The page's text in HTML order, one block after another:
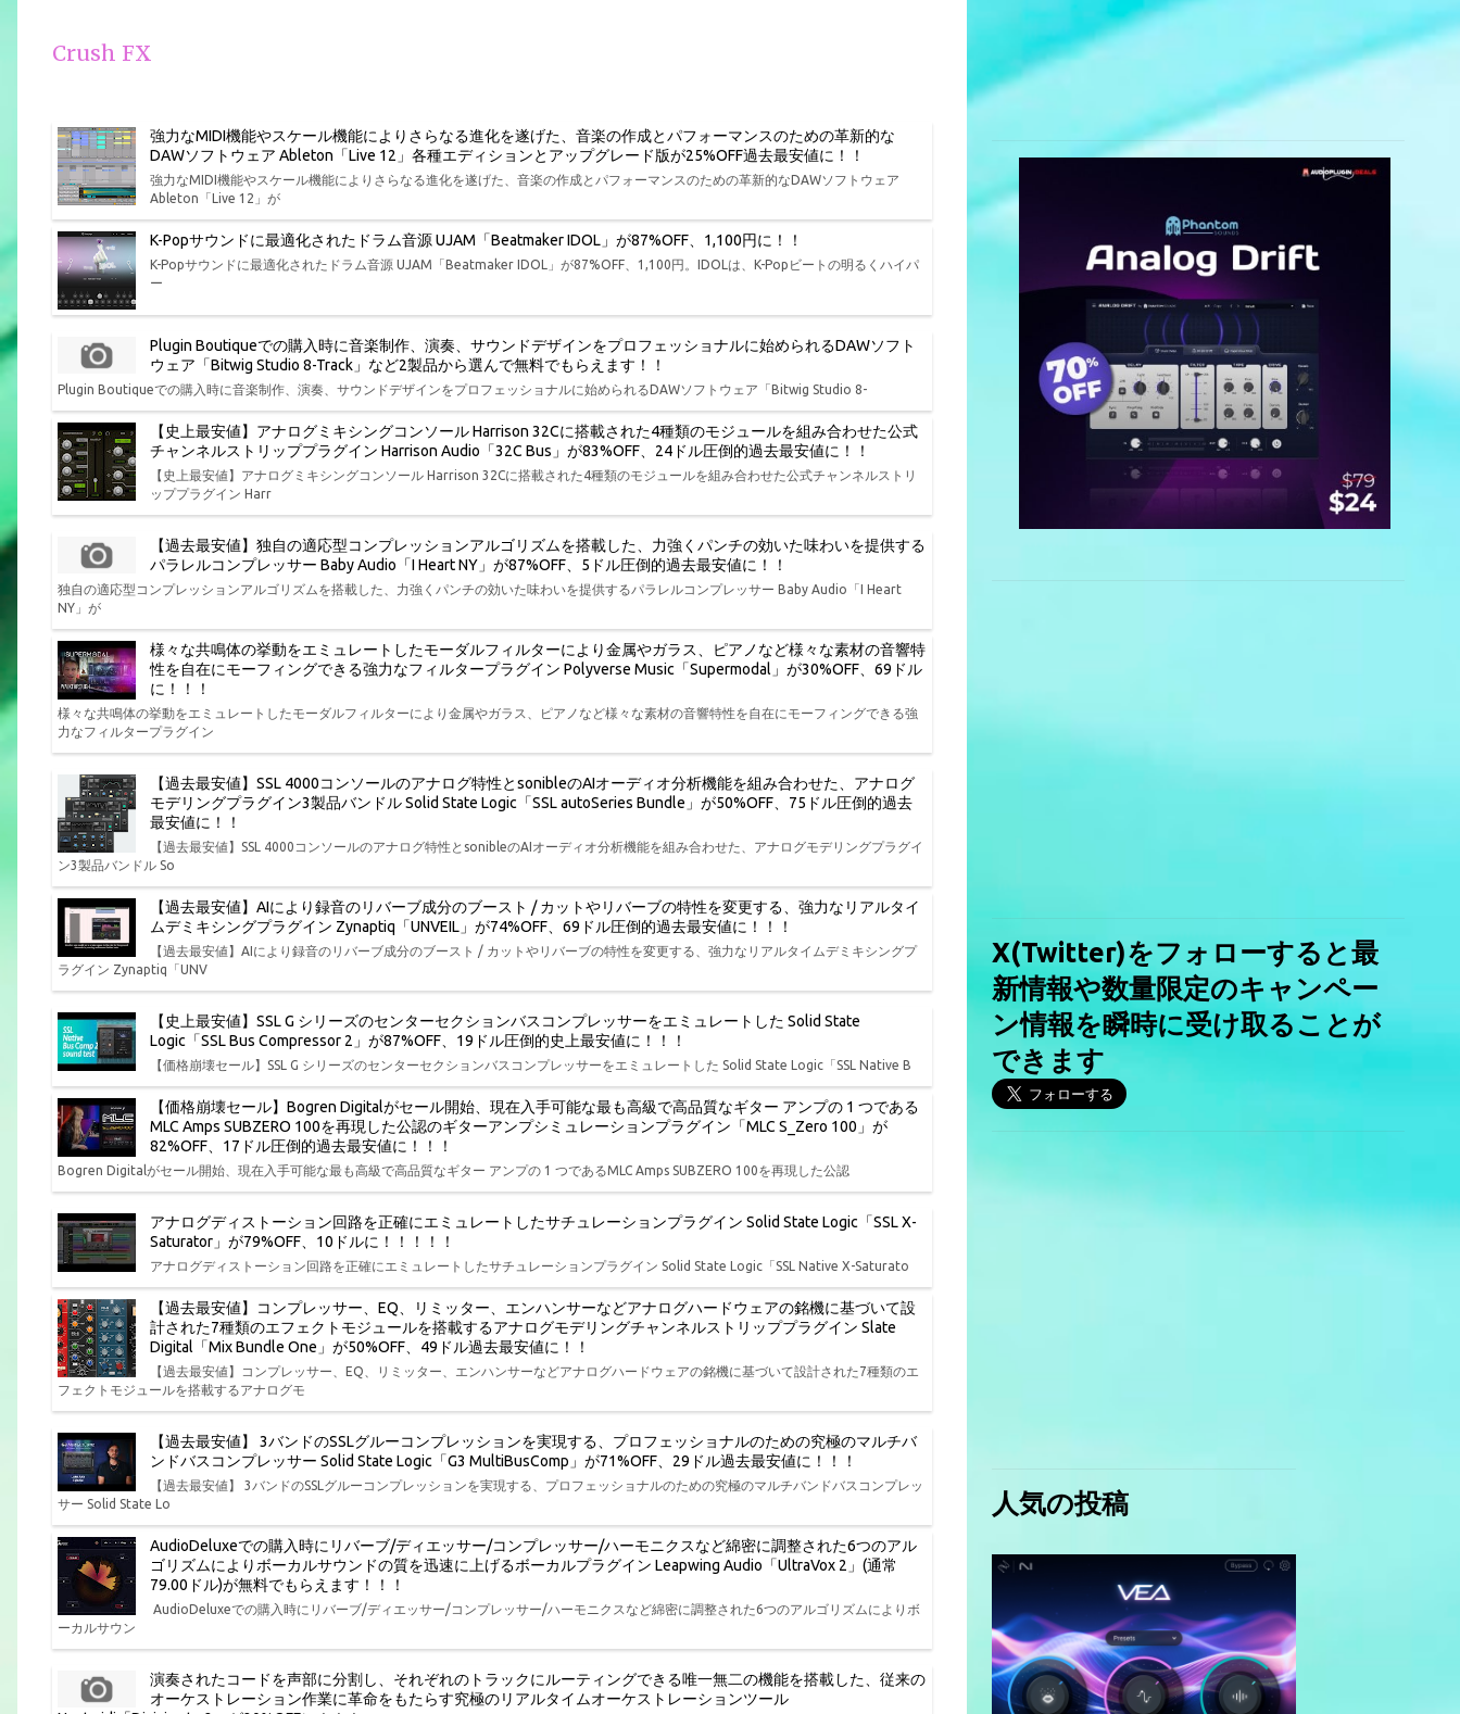
Crush FX
強力なMIDI機能やスケール機能によりさらなる進化を遂げた、音楽の作成とパフォーマンスのための革新的な
DAWソフトウェア Ableton「Live 12」各種エディションとアップグレード版が25%OFF過去最安値に！！
強力なMIDI機能やスケール機能によりさらなる進化を遂げた、音楽の作成とパフォーマンスのための革新的なDAWソフトウェア
Ableton「Live 12」が
K-Popサウンドに最適化されたドラム音源 UJAM「Beatmaker IDOL」が87%OFF、1,100円に！！
K-Popサウンドに最適化されたドラム音源 UJAM「Beatmaker IDOL」が87%OFF、1,100円。IDOLは、K-Popビートの明るくハイパ
ー
Plugin Boutiqueでの購入時に音楽制作、演奏、サウンドデザインをプロフェッショナルに始められるDAWソフト
ウェア「Bitwig Studio 8-Track」など2製品から選んで無料でもらえます！！
Plugin Boutiqueでの購入時に音楽制作、演奏、サウンドデザインをプロフェッショナルに始められるDAWソフトウェア「Bitwig Studio 8-
【史上最安値】アナログミキシングコンソール Harrison 32Cに搭載された4種類のモジュールを組み合わせた公式
チャンネルストリッププラグイン Harrison Audio「32C Bus」が83%OFF、24ドル圧倒的過去最安値に！！
【史上最安値】アナログミキシングコンソール Harrison 32Cに搭載された4種類のモジュールを組み合わせた公式チャンネルストリ
ッププラグイン Harr
【過去最安値】独自の適応型コンプレッションアルゴリズムを搭載した、力強くパンチの効いた味わいを提供する
パラレルコンプレッサー Baby Audio「I Heart NY」が87%OFF、5ドル圧倒的過去最安値に！！
独自の適応型コンプレッションアルゴリズムを搭載した、力強くパンチの効いた味わいを提供するパラレルコンプレッサー Baby Audio「I Heart
NY」が
様々な共鳴体の挙動をエミュレートしたモーダルフィルターにより金属やガラス、ピアノなど様々な素材の音響特
性を自在にモーフィングできる強力なフィルタープラグイン Polyverse Music「Supermodal」が30%OFF、69ドル
に！！！
様々な共鳴体の挙動をエミュレートしたモーダルフィルターにより金属やガラス、ピアノなど様々な素材の音響特性を自在にモーフィングできる強
力なフィルタープラグイン
【過去最安値】SSL 4000コンソールのアナログ特性とsonibleのAIオーディオ分析機能を組み合わせた、アナログ
モデリングプラグイン3製品バンドル Solid State Logic「SSL autoSeries Bundle」が50%OFF、75ドル圧倒的過去
最安値に！！
【過去最安値】SSL 4000コンソールのアナログ特性とsonibleのAIオーディオ分析機能を組み合わせた、アナログモデリングプラグイ
ン3製品バンドル So
【過去最安値】AIにより録音のリバーブ成分のブースト / カットやリバーブの特性を変更する、強力なリアルタイ
ムデミキシングプラグイン Zynaptiq「UNVEIL」が74%OFF、69ドル圧倒的過去最安値に！！！
【過去最安値】AIにより録音のリバーブ成分のブースト / カットやリバーブの特性を変更する、強力なリアルタイムデミキシングプ
ラグイン Zynaptiq「UNV
【史上最安値】SSL G シリーズのセンターセクションバスコンプレッサーをエミュレートした Solid State
Logic「SSL Bus Compressor 2」が87%OFF、19ドル圧倒的史上最安値に！！！
【価格崩壊セール】SSL G シリーズのセンターセクションバスコンプレッサーをエミュレートした Solid State Logic「SSL Native B
【価格崩壊セール】Bogren Digitalがセール開始、現在入手可能な最も高級で高品質なギター アンプの 1 つである
MLC Amps SUBZERO 100を再現した公認のギターアンプシミュレーションプラグイン「MLC S_Zero 100」が
82%OFF、17ドル圧倒的過去最安値に！！！
Bogren Digitalがセール開始、現在入手可能な最も高級で高品質なギター アンプの 1 つであるMLC Amps SUBZERO 100を再現した公認
アナログディストーション回路を正確にエミュレートしたサチュレーションプラグイン Solid State Logic「SSL X-
Saturator」が79%OFF、10ドルに！！！！！
アナログディストーション回路を正確にエミュレートしたサチュレーションプラグイン Solid State Logic「SSL Native X-Saturato
【過去最安値】コンプレッサー、EQ、リミッター、エンハンサーなどアナログハードウェアの銘機に基づいて設
計された7種類のエフェクトモジュールを搭載するアナログモデリングチャンネルストリッププラグイン Slate
Digital「Mix Bundle One」が50%OFF、49ドル過去最安値に！！
【過去最安値】コンプレッサー、EQ、リミッター、エンハンサーなどアナログハードウェアの銘機に基づいて設計された7種類のエ
フェクトモジュールを搭載するアナログモ
【過去最安値】 3バンドのSSLグルーコンプレッションを実現する、プロフェッショナルのための究極のマルチバ
ンドバスコンプレッサー Solid State Logic「G3 MultiBusComp」が71%OFF、29ドル過去最安値に！！！
【過去最安値】 3バンドのSSLグルーコンプレッションを実現する、プロフェッショナルのための究極のマルチバンドバスコンプレッ
サー Solid State Lo
AudioDeluxeでの購入時にリバーブ/ディエッサー/コンプレッサー/ハーモニクスなど綿密に調整された6つのアル
ゴリズムによりボーカルサウンドの質を迅速に上げるボーカルプラグイン Leapwing Audio「UltraVox 2」(通常
79.00ドル)が無料でもらえます！！！
AudioDeluxeでの購入時にリバーブ/ディエッサー/コンプレッサー/ハーモニクスなど綿密に調整された6つのアルゴリズムによりボ
ーカルサウン
演奏されたコードを声部に分割し、それぞれのトラックにルーティングできる唯一無二の機能を搭載した、従来の
オーケストレーション作業に革命をもたらす究極のリアルタイムオーケストレーションツール
X(Twitter)をフォローすると最
新情報や数量限定のキャンペー
ン情報を瞬時に受け取ることが
できます
人気の投稿